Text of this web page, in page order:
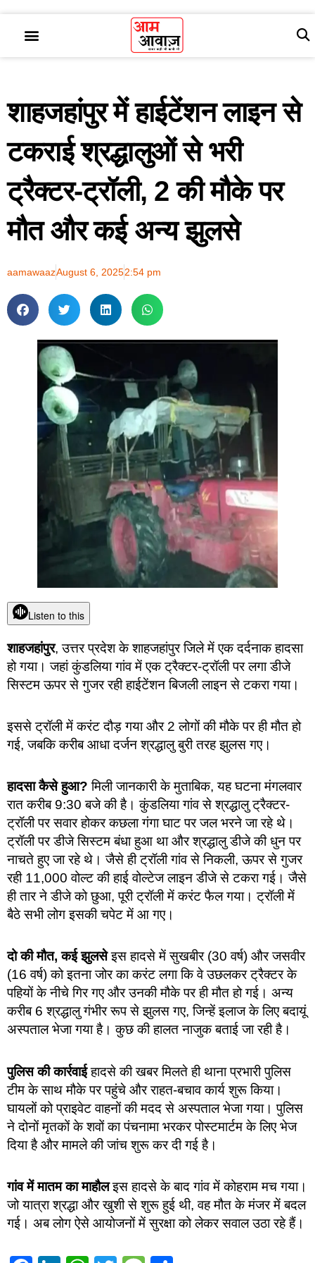
शाहजहांपुर में हाईटेंशन लाइन से
टकराई श्रद्धालुओं से भरी
ट्रैक्टर-ट्रॉली, 2 की मौके पर
मौत और कई अन्य झुलसे
aamawaazAugust 6, 20252:54 pm
Listen to this
शाहजहांपुर, उत्तर प्रदेश के शाहजहांपुर जिले में एक दर्दनाक हादसा
हो गया। जहां कुंडलिया गांव में एक ट्रैक्टर-ट्रॉली पर लगा डीजे
सिस्टम ऊपर से गुजर रही हाईटेंशन बिजली लाइन से टकरा गया।
इससे ट्रॉली में करंट दौड़ गया और 2 लोगों की मौके पर ही मौत हो
गई, जबकि करीब आधा दर्जन श्रद्धालु बुरी तरह झुलस गए।
हादसा कैसे हुआ? मिली जानकारी के मुताबिक, यह घटना मंगलवार
रात करीब 9:30 बजे की है। कुंडलिया गांव से श्रद्धालु ट्रैक्टर-
ट्रॉली पर सवार होकर कछला गंगा घाट पर जल भरने जा रहे थे।
ट्रॉली पर डीजे सिस्टम बंधा हुआ था और श्रद्धालु डीजे की धुन पर
नाचते हुए जा रहे थे। जैसे ही ट्रॉली गांव से निकली, ऊपर से गुजर
रही 11,000 वोल्ट की हाई वोल्टेज लाइन डीजे से टकरा गई। जैसे
ही तार ने डीजे को छुआ, पूरी ट्रॉली में करंट फैल गया। ट्रॉली में
बैठे सभी लोग इसकी चपेट में आ गए।
दो की मौत, कई झुलसेइस हादसे में सुखबीर (30 वर्ष) और जसवीर
(16 वर्ष) को इतना जोर का करंट लगा कि वे उछलकर ट्रैक्टर के
पहियों के नीचे गिर गए और उनकी मौके पर ही मौत हो गई। अन्य
करीब 6 श्रद्धालु गंभीर रूप से झुलस गए, जिन्हें इलाज के लिए बदायूं
अस्पताल भेजा गया है। कुछ की हालत नाजुक बताई जा रही है।
पुलिस की कार्रवाईहादसे की खबर मिलते ही थाना प्रभारी पुलिस
टीम के साथ मौके पर पहुंचे और राहत-बचाव कार्य शुरू किया।
घायलों को प्राइवेट वाहनों की मदद से अस्पताल भेजा गया। पुलिस
ने दोनों मृतकों के शवों का पंचनामा भरकर पोस्टमार्टम के लिए भेज
दिया है और मामले की जांच शुरू कर दी गई है।
गांव में मातम का माहौलइस हादसे के बाद गांव में कोहराम मच गया।
जो यात्रा श्रद्धा और खुशी से शुरू हुई थी, वह मौत के मंजर में बदल
गई। अब लोग ऐसे आयोजनों में सुरक्षा को लेकर सवाल उठा रहे हैं।